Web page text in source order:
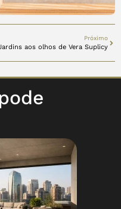
Próximo
aos olhos de Vera Suplicy